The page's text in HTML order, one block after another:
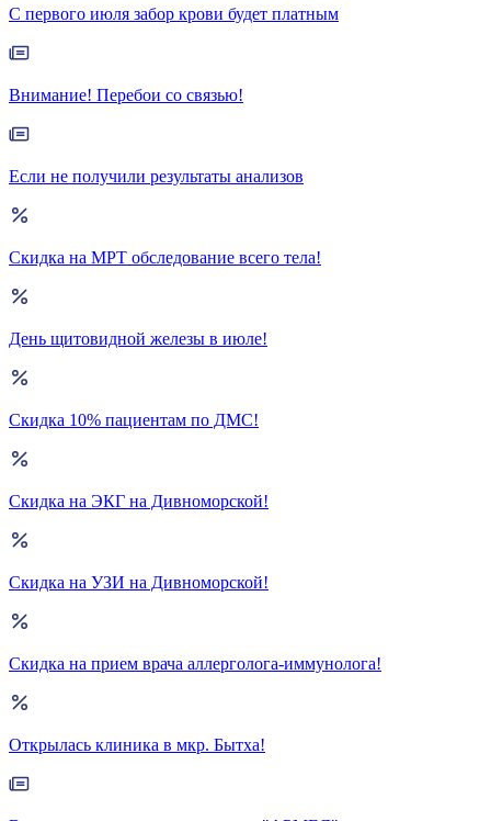
С первого июля забор крови будет платным
Внимание! Перебои со связью!
Если не получили результаты анализов
Скидка на МРТ обследование всего тела!
День щитовидной железы в июле!
Скидка 10% пациентам по ДМС!
Скидка на ЭКГ на Дивноморской!
Скидка на УЗИ на Дивноморской!
Скидка на прием врача аллерголога-иммунолога!
Открылась клиника в мкр. Бытха!